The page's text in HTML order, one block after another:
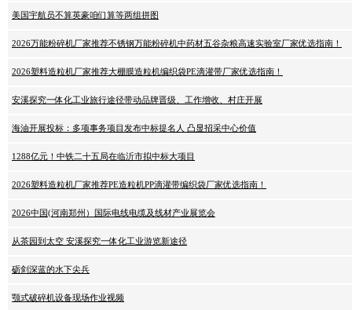
美国宇航员不算英豪咱们算等两组拼图
2026万能粉碎机厂家推荐不锈钢万能粉碎机中药材五谷杂粮高速实验室厂家优选指南！
2026塑料造粒机厂家推荐大棚膜造粒机编织袋PE滴灌带厂家优选指南！
安溪探究一体化工业旅行途径带动品牌晋级、工作增收、村庄开展
海油开展投标：多项事务项目发布中标提名人 凸显招采中心价值
1288亿元！中铁二十五局在临沂市拟中标大项目
2026塑料造粒机厂家推荐PE造粒机PP滴灌带编织袋厂家优选指南！
2026中国(河南郑州）国际电线电缆及线材产业展览会
从茶园到太空 安溪探究一体化工业游览新途径
砺剑深蓝的水下尖兵
颚式破碎机设备现场作业视频